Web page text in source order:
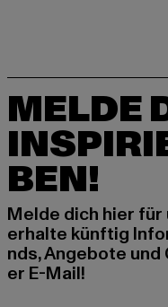
MELDE
BEN!
Melde dich hier
erhalte künftig
nds, Angebote
er E-Mail!